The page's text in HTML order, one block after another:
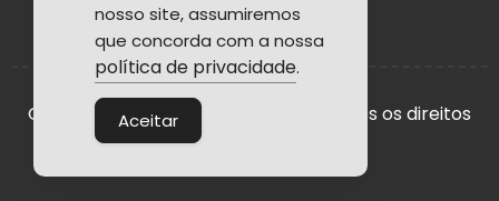
Copyright © 2026 - Grupo Studio! Todos os direitos
reservados.
nosso site, assumiremos
que concorda com a nossa
política de privacidade.
Aceitar